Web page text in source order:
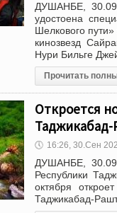
ДУШАНБЕ,
удостоена
Шелкового
кинозвезд
Нури Бильге
Прочитать
Откроется
🕔 16:26, 30.Сен
ДУШАНБЕ,
Республики
октября
Таджикабад-